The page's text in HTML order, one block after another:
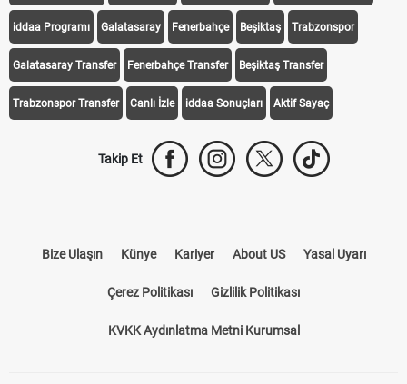
iddaa Programı Galatasaray Fenerbahçe Beşiktaş Trabzonspor
Galatasaray Transfer Fenerbahçe Transfer Beşiktaş Transfer
Trabzonspor Transfer Canlı İzle iddaa Sonuçları Aktif Sayaç
Takip Et
Bize Ulaşın Künye Kariyer About US Yasal Uyarı
Çerez Politikası Gizlilik Politikası
KVKK Aydınlatma Metni Kurumsal